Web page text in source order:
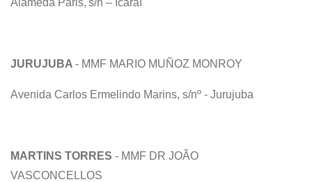
JURUJUBA - MMF MARIO MUÑOZ MONROY
Avenida Carlos Ermelindo Marins, s/nº - Jurujuba
MARTINS TORRES - MMF DR JOÃO
VASCONCELLOS